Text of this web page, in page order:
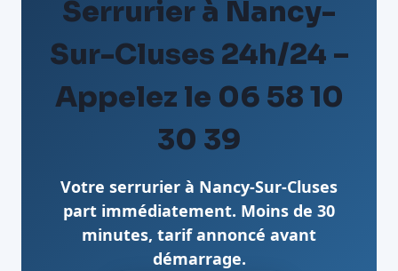
Serrurier à Nancy-
Sur-Cluses 24h/24 –
Appelez le 06 58 10
30 39
Votre serrurier à Nancy-Sur-Cluses
part immédiatement. Moins de 30
minutes, tarif annoncé avant
démarrage.